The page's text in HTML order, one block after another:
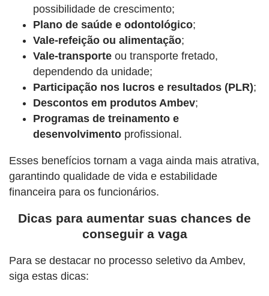
possibilidade de crescimento;
Plano de saúde e odontológico;
Vale-refeição ou alimentação;
Vale-transporte ou transporte fretado,
dependendo da unidade;
Participação nos lucros e resultados (PLR);
Descontos em produtos Ambev;
Programas de treinamento e
desenvolvimento profissional.
Esses benefícios tornam a vaga ainda mais atrativa,
garantindo qualidade de vida e estabilidade
financeira para os funcionários.
Dicas para aumentar suas chances de
conseguir a vaga
Para se destacar no processo seletivo da Ambev,
siga estas dicas: